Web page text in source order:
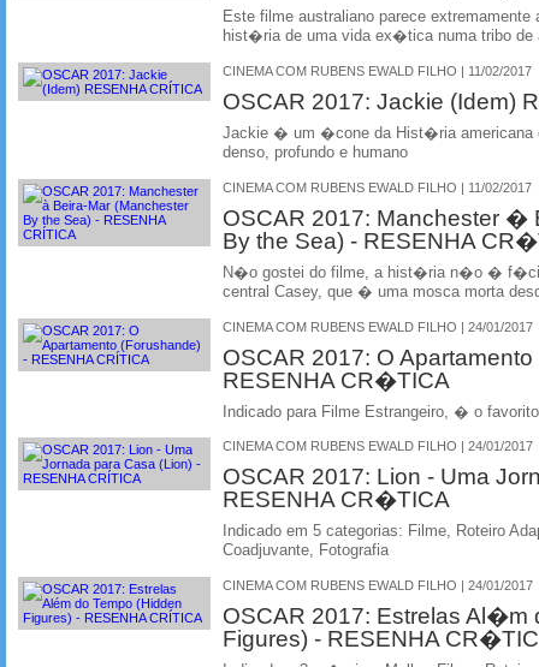
Este filme australiano parece
hist�ria de uma vida ex�tica numa tribo de
CINEMA COM RUBENS EWALD FILHO | 11/02/2017
OSCAR 2017: Jackie (Idem)
Jackie � um �cone da Hist�ria americana
denso, profundo e humano
CINEMA COM RUBENS EWALD FILHO | 11/02/2017
OSCAR 2017: Manchester �
By the Sea) - RESENHA
N�o gostei do filme, a hist�ria n�o � f�cil
central Casey, que � uma mosca morta
CINEMA COM RUBENS EWALD FILHO | 24/01/2017
OSCAR 2017: O
RESENHA CR�TICA
Indicado para Filme Estrangeiro, � o
CINEMA COM RUBENS EWALD FILHO | 24/01/2017
OSCAR 2017: Lion - Uma
RESENHA CR�TICA
Indicado em 5 categorias: Filme, Roteiro
Coadjuvante, Fotografia
CINEMA COM RUBENS EWALD FILHO | 24/01/2017
OSCAR 2017: Estrelas Al�m
Figures) - RESENHA